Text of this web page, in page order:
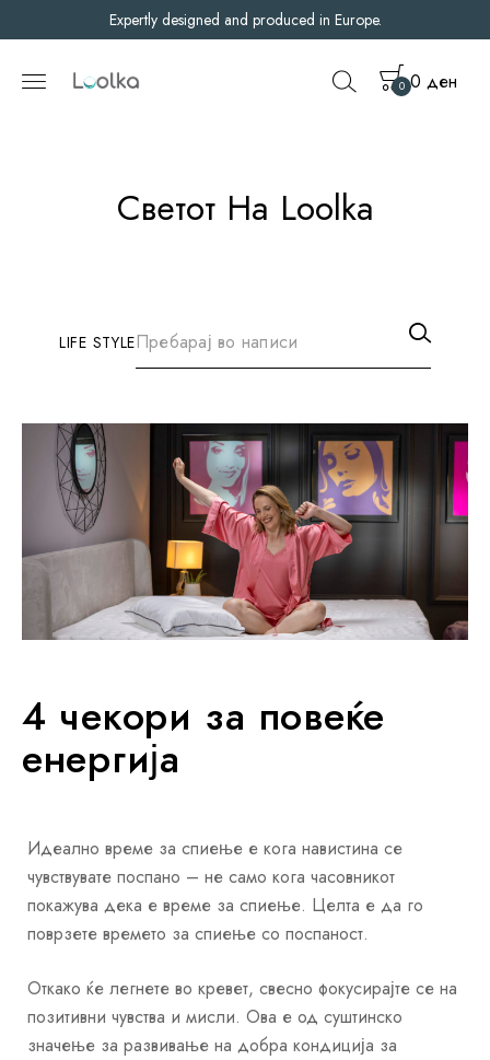
Expertly designed and produced in Europe.
0 ден
0
Светот На Loolka
LIFE STYLE
4 чекори за повеќе
енергија
Идеално време за спиење е кога навистина се
чувствувате поспано – не само кога часовникот
покажува дека е време за спиење. Целта е да го
поврзете времето за спиење со поспаност.
Откако ќе легнете во кревет, свесно фокусирајте се на
позитивни чувства и мисли. Ова е од суштинско
значење за развивање на добра кондиција за